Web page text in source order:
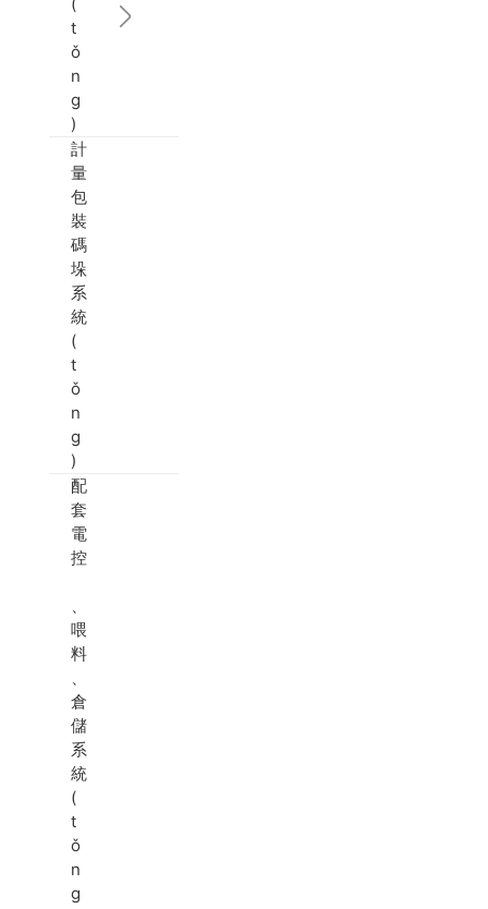
t
ǒ
n
g
)
計
量
包
裝
碼
垛
系
統
(
t
ǒ
n
g
)
配
套
電
控
、
喂
料
、
倉
儲
系
統
(
t
ǒ
n
g